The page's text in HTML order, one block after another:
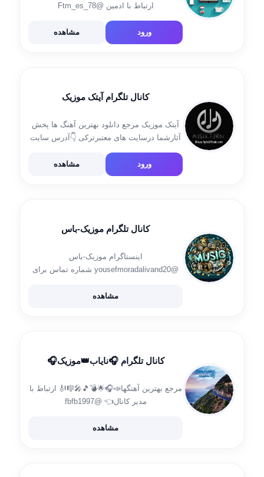
ارتباط با ادمین @Ftm_es_78
ورود مشاهده
کانال تلگرام آیتک موزیک
آیتک موزیک مرجع دانلود بهترین آهنگ ها پخش
آثارشما درسایت های معتبرترکی 👇آدرس سایت
خود معرفی کنید♻️ تبلیغات پذیرفته می شود
https://t.me/Aytakmusic_ir id admin :
ورود مشاهده
کانال تلگرام موزیک-باس
اینستاگرام موزیک-باس
@yousefmoradalivand20 شماره تماس برای
مشاهده
کانال تلگرام 🎧نایاب👑موزیک🎧
مرجع بهترین آهنگها📣🎧🌟💣🎵🎤🎼🎻 ارتباط با
مدیر کانال👈 @fbfb1997
🆔👇👇👇 instagram.com/farhad_bahrami_1997
مشاهده